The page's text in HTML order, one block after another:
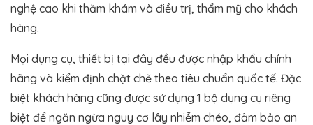
nghệ cao khi thăm khám và điều trị, thẩm mỹ cho khách
hàng.
Mọi dụng cụ, thiết bị tại đây đều được nhập khẩu chính
hãng và kiểm định chặt chẽ theo tiêu chuẩn quốc tế. Đặc
biệt khách hàng cũng được sử dụng 1 bộ dụng cụ riêng
biệt để ngăn ngừa nguy cơ lây nhiễm chéo, đảm bảo an